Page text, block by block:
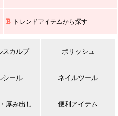
トレンドアイテムから探す
スカルプ ポリッシュ
シール ネイルツール
厚み出し 便利アイテム